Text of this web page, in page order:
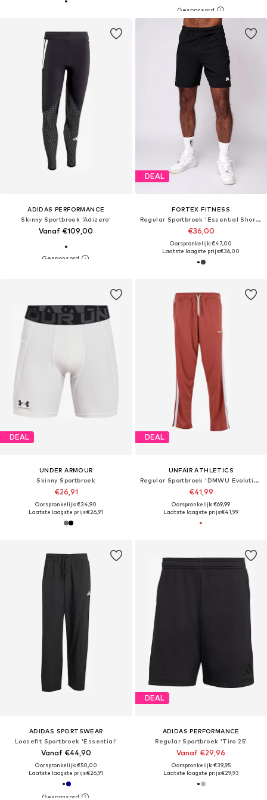
ADIDAS PERFORMANCE
Skinny Sportbroek 'Adizero'
Vanaf €109,00
DEAL
FORTEX FITNESS
Regular Sportbroek 'Essential Shorts'
€36,00
Oorspronkelijk: €47,00
Laatste laagste prijs:€36,00
DEAL
UNDER ARMOUR
Skinny Sportbroek
€26,91
Oorspronkelijk: €34,90
Laatste laagste prijs:€26,91
DEAL
UNFAIR ATHLETICS
Regular Sportbroek 'DMWU Evolution'
€41,99
Oorspronkelijk: €69,99
Laatste laagste prijs:€41,99
ADIDAS SPORTSWEAR
Loosefit Sportbroek 'Essential'
Vanaf €44,90
Oorspronkelijk: €50,00
Laatste laagste prijs:€26,91
DEAL
ADIDAS PERFORMANCE
Regular Sportbroek 'Tiro 25'
Vanaf €29,96
Oorspronkelijk: €39,95
Laatste laagste prijs:€29,93